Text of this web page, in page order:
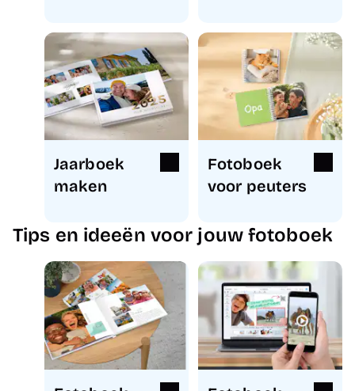
Jaarboek
maken
Fotoboek
voor peuters
Tips en ideeën voor jouw fotoboek